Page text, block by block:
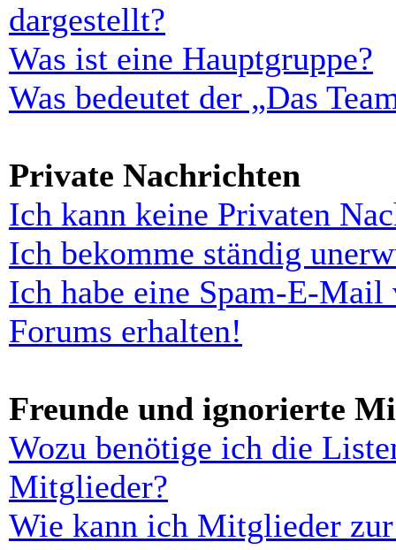
dargestellt?
Was ist eine Hauptgruppe?
Was bedeutet der „Das
Private Nachrichten
Ich kann keine Privaten
Ich bekomme ständig
Ich habe eine Spam-E-
Forums erhalten!
Freunde und ignorierte
Wozu benötige ich die
Mitglieder?
Wie kann ich Mitglieder